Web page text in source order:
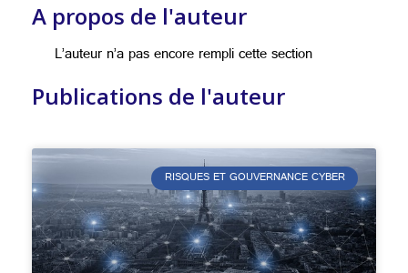
A propos de l'auteur
L’auteur n’a pas encore rempli cette section
Publications de l'auteur
RISQUES ET GOUVERNANCE CYBER